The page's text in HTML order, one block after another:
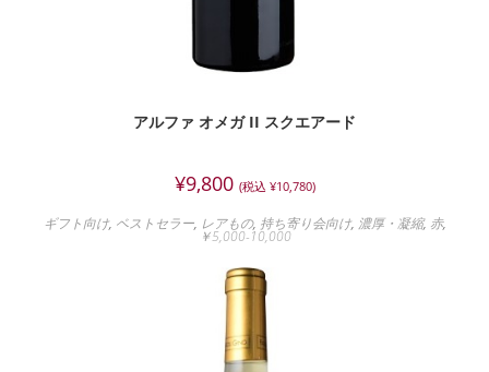
アルファ オメガ II スクエアード
¥9,800 (税込 ¥10,780)
ギフト向け, ベストセラー, レアもの, 持ち寄り会向け, 濃厚・凝縮, 赤,
￥5,000-10,000